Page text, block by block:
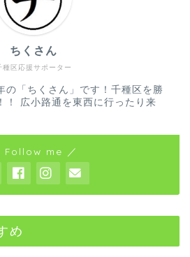
種区応援サポーター
ちくさん
の「ちくさん」です！千種区を勝
！ 広小路通を東西に行ったり来
Follow me ／
め